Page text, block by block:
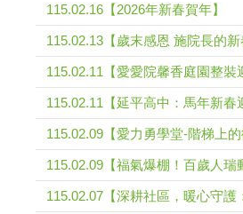
115.02.16【2026年新春賀年】
115.02.13【歲末感恩 施院長的新
115.02.11【愛愛院馨香庭園整裝
115.02.11【延平高中：馬年新春
115.02.09【愛力勇學堂-階梯上的
115.02.09【福氣爆棚！百歲人瑞
115.02.07【深耕社區，暖心守護